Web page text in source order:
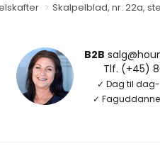
Skalpelblad, nr. 22a,
B2B
Tlf. (+45)
✓ Dag til
✓